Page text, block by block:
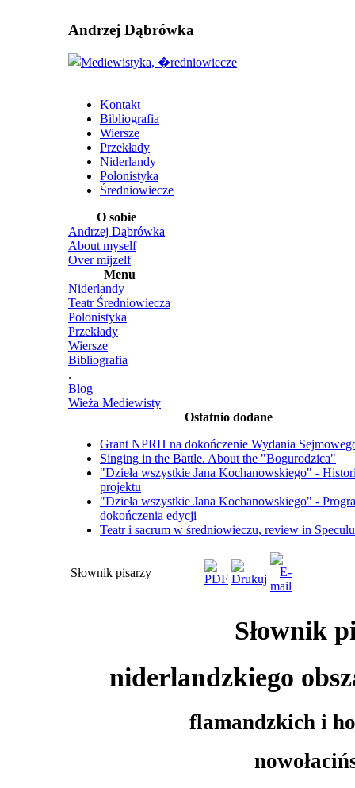
Andrzej Dąbrówka
Kontakt
Bibliografia
Wiersze
Przekłady
Niderlandy
Polonistyka
Średniowiecze
O sobie
Andrzej Dąbrówka
About myself
Over mijzelf
Menu
Niderlandy
Teatr Średniowiecza
Polonistyka
Przekłady
Wiersze
Bibliografia
.
Blog
Wieża Mediewisty
Ostatnio dodane
Grant NPRH na dokończenie Wydania
Singing in the Battle. About the "Bogurodzica"
"Dzieła wszystkie Jana Kochanowskiego" -
projektu
"Dzieła wszystkie Jana Kochanowskiego" -
dokończenia edycji
Teatr i sacrum w średniowieczu, review in
Słownik pisarzy
Słownik
niderlandzkiego
flamandzkich i